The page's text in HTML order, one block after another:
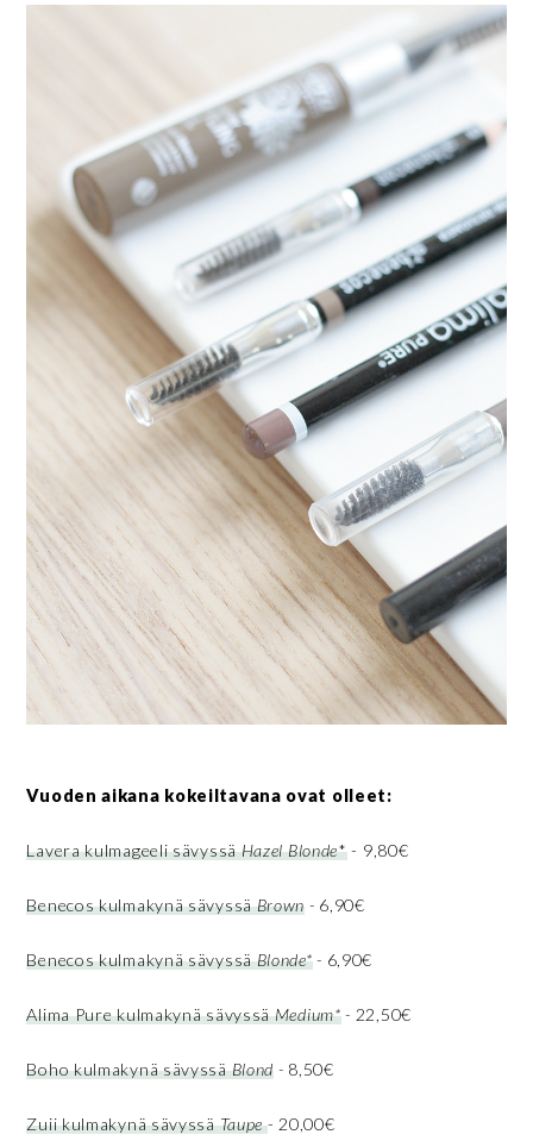
Vuoden aikana kokeiltavana ovat olleet:
Lavera kulmageeli sävyssäHazel Blonde*- 9,80€
Benecos kulmakynä sävyssäBrown - 6,90€
Benecos kulmakynä sävyssäBlonde*- 6,90€
Alima Pure kulmakynä sävyssäMedium*- 22,50€
Boho kulmakynä sävyssäBlond - 8,50€
Zuii kulmakynä sävyssäTaupe- 20,00€